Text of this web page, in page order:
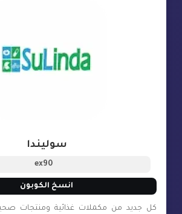
سوليندا
ex90
انسخ الكوبون
كل جديد من مكملات غذائية ومنتجات